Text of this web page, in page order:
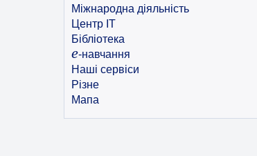
Міжнародна діяльність
Центр ІТ
Бібліотека
e-навчання
Наші сервіси
Різне
Мапа